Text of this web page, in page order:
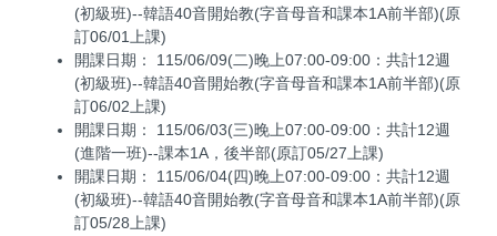
(初級班)--韓語40音開始教(字音母音和課本1A前半部)(原
訂06/01上課)
開課日期： 115/06/09(二)晚上07:00-09:00：共計12週
(初級班)--韓語40音開始教(字音母音和課本1A前半部)(原
訂06/02上課)
開課日期： 115/06/03(三)晚上07:00-09:00：共計12週
(進階一班)--課本1A，後半部(原訂05/27上課)
開課日期： 115/06/04(四)晚上07:00-09:00：共計12週
(初級班)--韓語40音開始教(字音母音和課本1A前半部)(原
訂05/28上課)